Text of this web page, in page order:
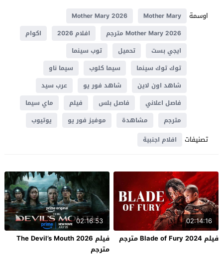
اوسمة
Mother Mary
Mother Mary 2026
Mother Mary 2026 مترجم
افلام 2026
اكوام
ايجي بست
تحميل
توب سينما
توك توك سينما
سيما كلوب
سيما ناو
شاهد اون لاين
شاهد فور يو
عرب سيد
فاصل اعلاني
فاصل بلس فيلم
ماي سيما
مترجم
مشاهدة موفيز فور يو يوتيوب
تصنيفات افلام اجنبية
02:14:16
فيلم Blade of Fury 2024 مترجم
02:16:53
فيلم The Devil’s Mouth 2026
مترجم